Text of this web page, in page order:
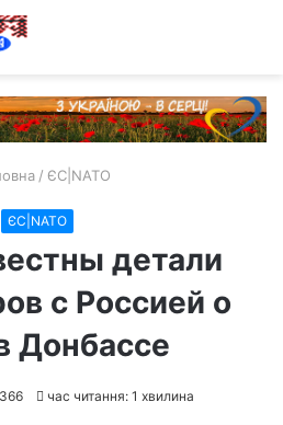
/ ЄС|NATO
ЄС|NATO
детали
с Россией о
Донбассе
366 час читання: 1 хвилина